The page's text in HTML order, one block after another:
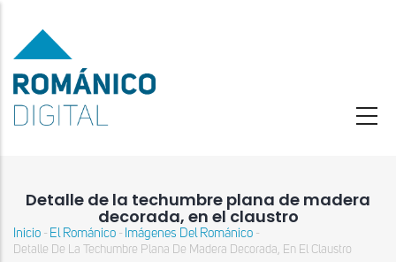
contenido
principal
Detalle de la techumbre plana de madera
decorada, en el claustro
Sobrescribir
Inicio - El Románico - Imágenes Del Románico -
Detalle De La Techumbre Plana De Madera Decorada, En El Claustro